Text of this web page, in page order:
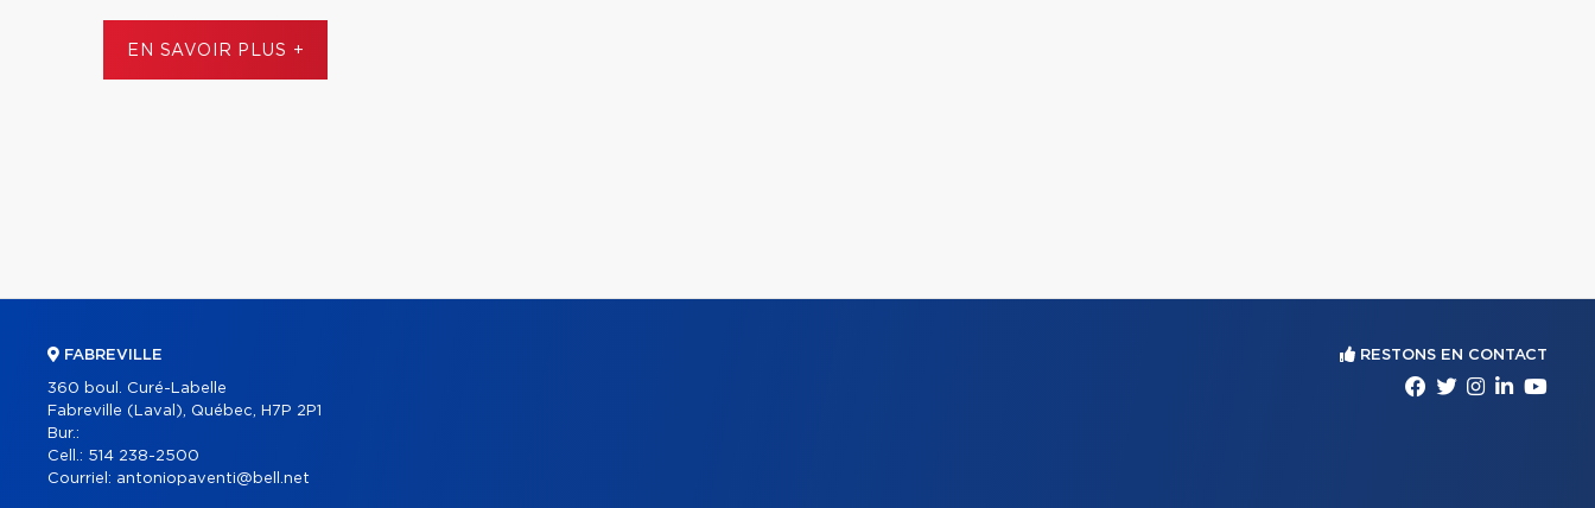
EN SAVOIR PLUS +
FABREVILLE
360 boul. Curé-Labelle
Fabreville (Laval), Québec, H7P 2P1
Bur.:
Cell.: 514 238-2500
Courriel: antoniopaventi@bell.net
RESTONS EN CONTACT